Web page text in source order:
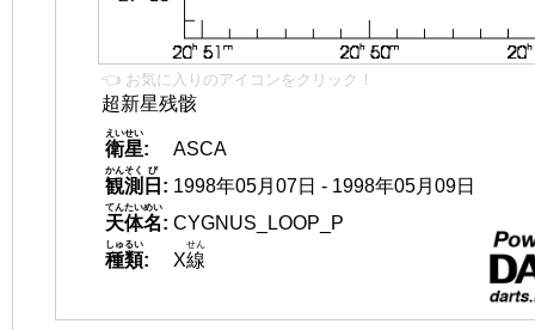
👈 お気に入りのアイコンをクリック！
超新星残骸
衛星
えいせい
:
ASCA
観測
かんそく
日
び
: 1998年05月07日 - 1998年05月09日
天体名
てんたいめい
: CYGNUS_LOOP_P
種類
しゅるい
: X線
せん